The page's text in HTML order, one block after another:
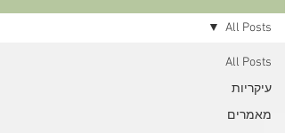
All Posts
עיקריות
מאמרים
All Posts